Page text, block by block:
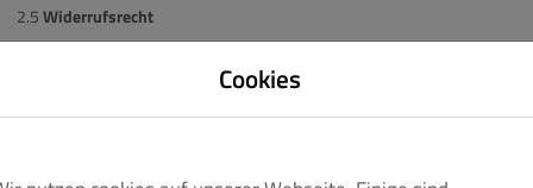
Widerrufsrecht
Dem Kunden steht kein gesetzliches Widerrufsrecht für eine
Lebensmitteln, Getränken oder sonstigen
Aufenthaltsort oder am Arbeitsplatz des Kunden vom
Dem Kunden steht ferner ein gesetzliches Widerrufrecht für
Cookies